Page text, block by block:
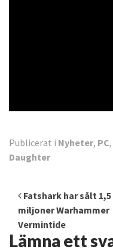
Publicerat i Nyheter, PC,
Daughter
Inläggsnavigering
Fatshark har sålt 1,5
miljoner Warhammer
Vermintide
Lämna ett